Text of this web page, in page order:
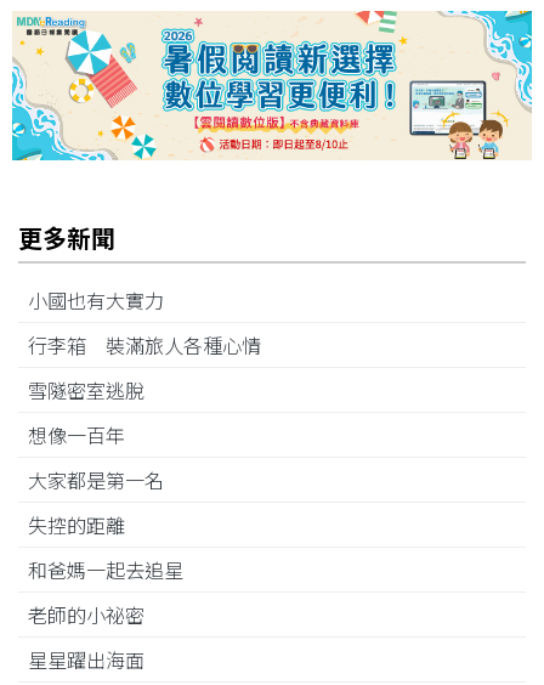
更多新聞
小國也有大實力
行李箱 裝滿旅人各種心情
雪隧密室逃脫
想像一百年
大家都是第一名
失控的距離
和爸媽一起去追星
老師的小祕密
星星躍出海面